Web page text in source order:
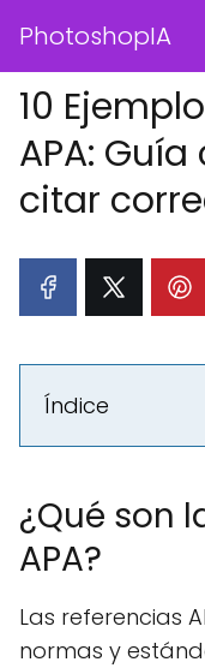
PhotoshopIA
10
APA:
citar
Índice
¿Qué son
APA?
Las referencias
normas y